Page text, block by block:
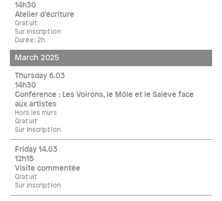
14h30
Atelier d’écriture
Gratuit
Sur inscription
Durée: 2h
March 2025
Thursday 6.03
14h30
Conférence : Les Voirons, le Môle et le Salève face
aux artistes
Hors les murs
Gratuit
Sur inscription
Friday 14.03
12h15
Visite commentée
Gratuit
Sur inscription